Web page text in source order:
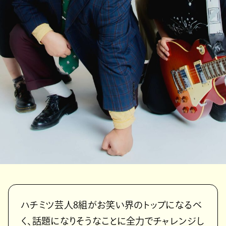
ハチミツ芸人8組がお笑い界のトップになるべ
く、話題になりそうなことに全力でチャレンジし